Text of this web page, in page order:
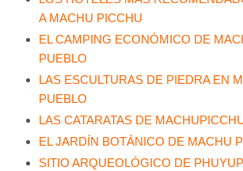
A MACHU PICCHU
EL CAMPING ECONÓMICO DE
PUEBLO
LAS ESCULTURAS DE PIEDRA EN
PUEBLO
LAS CATARATAS DE
EL JARDÍN BOTÁNICO DE MACHU
SITIO ARQUEOLÓGICO DE